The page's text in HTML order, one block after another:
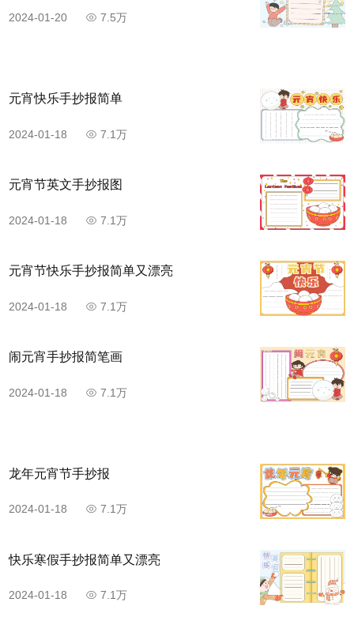
2024-01-20 7.5万
元宵快乐手抄报简单
2024-01-18 7.1万
元宵节英文手抄报图
2024-01-18 7.1万
元宵节快乐手抄报简单又漂亮
2024-01-18 7.1万
闹元宵手抄报简笔画
2024-01-18 7.1万
龙年元宵节手抄报
2024-01-18 7.1万
快乐寒假手抄报简单又漂亮
2024-01-18 7.1万